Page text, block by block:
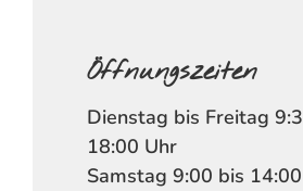
Öffnungszeiten
Dienstag bis Freitag
18:00 Uhr
Samstag 9:00 bis